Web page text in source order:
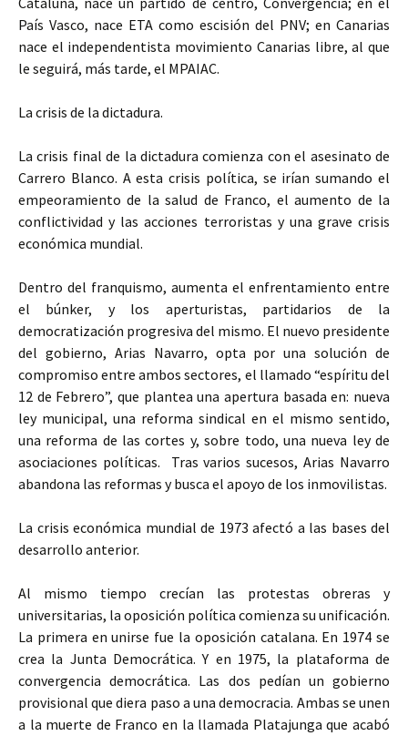
País Vasco, nace ETA como escisión del PNV; en Canarias
nace el independentista movimiento Canarias libre, al que
le seguirá, más tarde, el MPAIAC.
La crisis de la dictadura.
La crisis final de la dictadura comienza con el asesinato de
Carrero Blanco. A esta crisis política, se irían sumando el
empeoramiento de la salud de Franco, el aumento de la
conflictividad y las acciones terroristas y una grave crisis
económica mundial.
Dentro del franquismo, aumenta el enfrentamiento entre
el búnker, y los aperturistas, partidarios de la
democratización progresiva del mismo. El nuevo presidente
del gobierno, Arias Navarro, opta por una solución de
compromiso entre ambos sectores, el llamado “espíritu del
12 de Febrero”, que plantea una apertura basada en: nueva
ley municipal, una reforma sindical en el mismo sentido,
una reforma de las cortes y, sobre todo, una nueva ley de
asociaciones políticas. Tras varios sucesos, Arias Navarro
abandona las reformas y busca el apoyo de los inmovilistas.
La crisis económica mundial de 1973 afectó a las bases del
desarrollo anterior.
Al mismo tiempo crecían las protestas obreras y
universitarias, la oposición política comienza su unificación.
La primera en unirse fue la oposición catalana. En 1974 se
crea la Junta Democrática. Y en 1975, la plataforma de
convergencia democrática. Las dos pedían un gobierno
provisional que diera paso a una democracia. Ambas se unen
a la muerte de Franco en la llamada Platajunga que acabó